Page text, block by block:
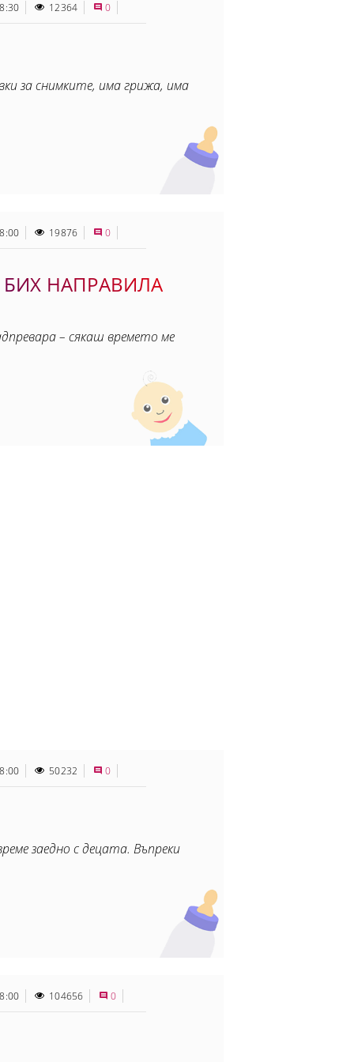
12364 0
за снимките, има грижа, има
19876 0
НАПРАВИЛА
– сякаш времето ме
50232 0
заедно с децата. Въпреки
104656 0